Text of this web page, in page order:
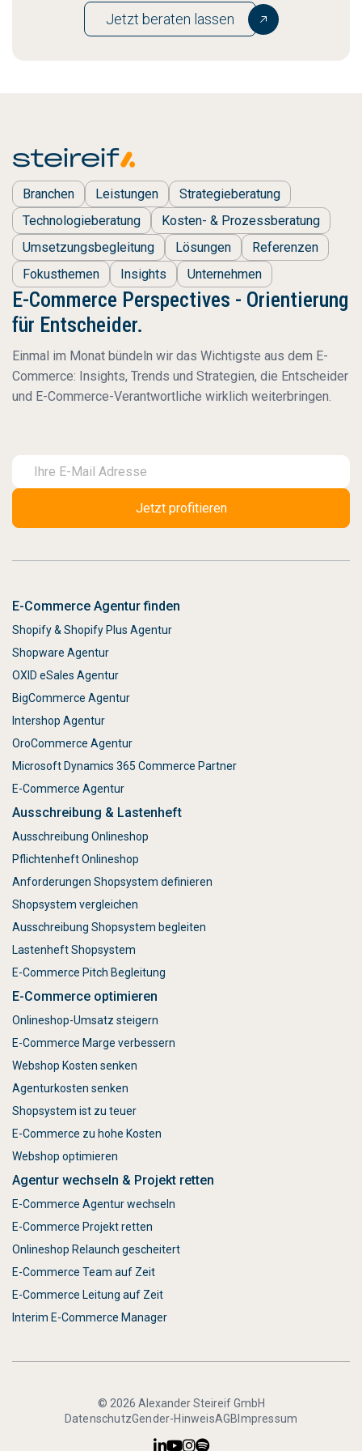
Jetzt beraten lassen
Branchen Leistungen
Strategieberatung
Technologieberatung
Kosten- & Prozessberatung
Umsetzungsbegleitung
Lösungen
Referenzen
Fokusthemen
Insights Unternehmen
E-Commerce Perspectives - Orientierung
für Entscheider.
Einmal im Monat bündeln wir das Wichtigste aus dem E-
Commerce: Insights, Trends und Strategien, die Entscheider
und E-Commerce-Verantwortliche wirklich weiterbringen.
E-Commerce Agentur finden
Shopify & Shopify Plus Agentur
Shopware Agentur
OXID eSales Agentur
BigCommerce Agentur
Intershop Agentur
OroCommerce Agentur
Microsoft Dynamics 365 Commerce Partner
E-Commerce Agentur
Ausschreibung & Lastenheft
Ausschreibung Onlineshop
Pflichtenheft Onlineshop
Anforderungen Shopsystem definieren
Shopsystem vergleichen
Ausschreibung Shopsystem begleiten
Lastenheft Shopsystem
E-Commerce Pitch Begleitung
E-Commerce optimieren
Onlineshop-Umsatz steigern
E-Commerce Marge verbessern
Webshop Kosten senken
Agenturkosten senken
Shopsystem ist zu teuer
E-Commerce zu hohe Kosten
Webshop optimieren
Agentur wechseln & Projekt retten
E-Commerce Agentur wechseln
E-Commerce Projekt retten
Onlineshop Relaunch gescheitert
E-Commerce Team auf Zeit
E-Commerce Leitung auf Zeit
Interim E-Commerce Manager
© 2026 Alexander Steireif GmbH
DatenschutzGender-HinweisAGB Impressum
